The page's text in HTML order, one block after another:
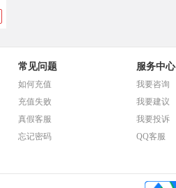
常见问题
如何充值
充值失败
真假客服
忘记密码
服务中心
我要咨询
我要建议
我要投诉
QQ客服